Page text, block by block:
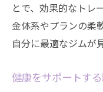
とで、効果的なトレ
金体系やプランの柔
自分に最適なジムが
健康をサポートす